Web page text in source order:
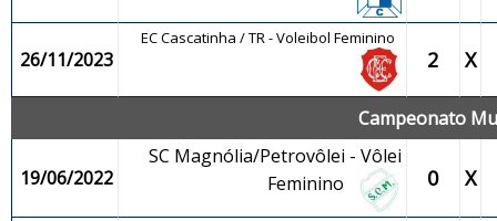
26/11/2023
EC Cascatinha / TR - Voleibol Feminino
2 X
Campeonato
19/06/2022
SC Magnólia/Petrovôlei - Vôlei
Feminino
0 X